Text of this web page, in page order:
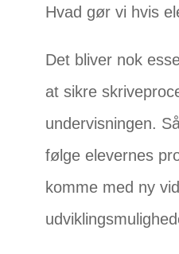
Hvad gør vi hvis
Det bliver nok
at sikre
undervisningen.
følge elevernes
komme med ny